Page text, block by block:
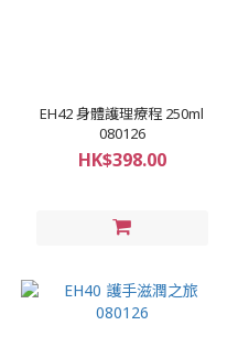
EH42 身體護理療程 250ml
080126
HK$398.00